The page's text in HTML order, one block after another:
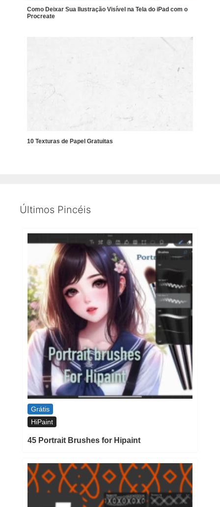
Como Deixar Sua Ilustração Visível na Tela do iPad com o
Procreate
10 Texturas de Papel Gratuitas
Últimos Pincéis
Grátis
HiPaint
45 Portrait Brushes for Hipaint